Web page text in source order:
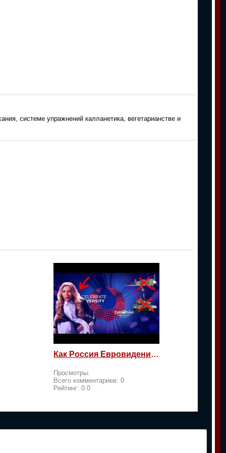
системе упражнений калланетика, вегетарианстве и
Как Россия Евровидение на жалость берет
Просмотры:
Всего комментариев: 0
Рейтинг: 0.0